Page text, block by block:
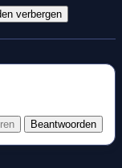
verbergen
Beantwoorden